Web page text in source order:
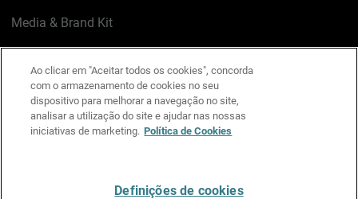
Media & Brand Kit
LinkedIn
X FacebookInstagram
YouTube
Ao clicar em "Aceitar todos os cookies", concorda
com o armazenamento de cookies no seu
dispositivo para melhorar a navegação no site,
analisar a utilização do site e ajudar nas nossas
iniciativas de marketing. Política de Cookies
Definições de cookies